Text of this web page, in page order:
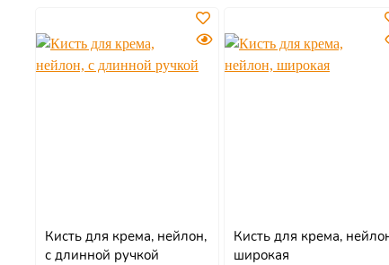
Кисть для крема, нейлон,
с длинной ручкой
Кисть для крема,
широкая